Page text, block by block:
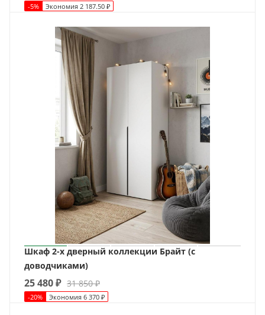
-5% Экономия 2 187.50 ₽
Шкаф 2-х дверный коллекции Брайт (с
доводчиками)
25 480₽ 31 850₽
-20% Экономия 6 370 ₽